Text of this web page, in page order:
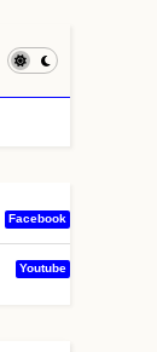
Facebook
Youtube